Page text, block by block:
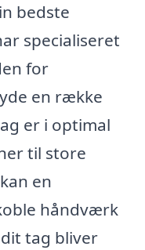
bedste
specialiseret
for
en række
er i optimal
til store
en
håndværk
tag bliver